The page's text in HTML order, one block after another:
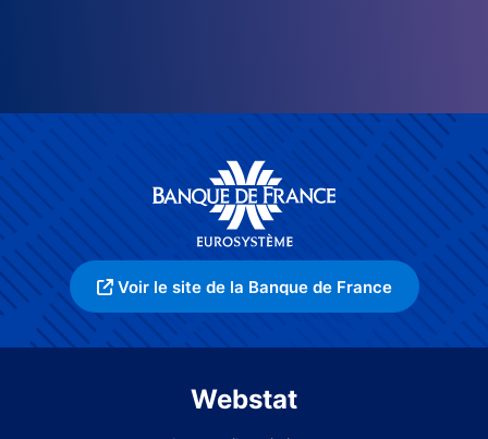
Voir le site de la Banque de France
Webstat